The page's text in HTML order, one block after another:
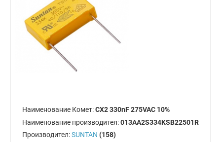
Наименование Комет:CX2 330nF 275VAC 10%
Наименование производител:013AA2S334KSB22501R
Производител:SUNTAN (158)